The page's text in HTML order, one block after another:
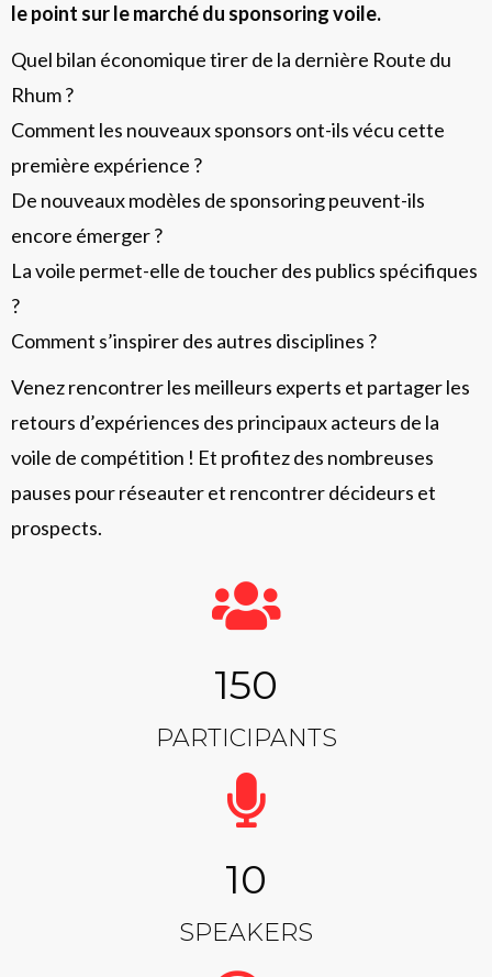
le point sur le marché du sponsoring voile.
Quel bilan économique tirer de la dernière Route du
Rhum ?
Comment les nouveaux sponsors ont-ils vécu cette
première expérience ?
De nouveaux modèles de sponsoring peuvent-ils
encore émerger ?
La voile permet-elle de toucher des publics spécifiques
?
Comment s’inspirer des autres disciplines ?
Venez rencontrer les meilleurs experts et partager les
retours d’expériences des principaux acteurs de la
voile de compétition ! Et profitez des nombreuses
pauses pour réseauter et rencontrer décideurs et
prospects.
150
PARTICIPANTS
10
SPEAKERS